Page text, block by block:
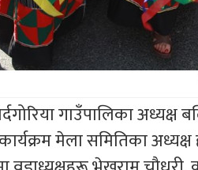
गाउँपालिका अध्यक्ष
मेला समितिका